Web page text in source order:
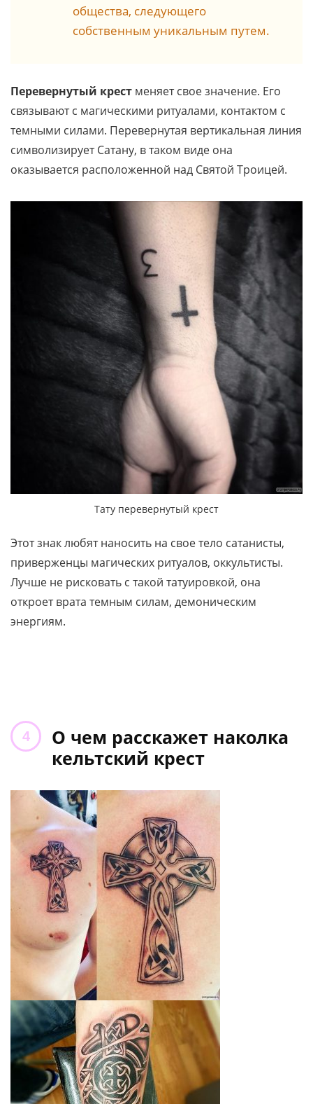
общества, следующего
собственным уникальным путем.
Перевернутый крест меняет свое значение. Его
связывают с магическими ритуалами, контактом с
темными силами. Перевернутая вертикальная линия
символизирует Сатану, в таком виде она
оказывается расположенной над Святой Троицей.
Тату перевернутый крест
Этот знак любят наносить на свое тело сатанисты,
приверженцы магических ритуалов, оккультисты.
Лучше не рисковать с такой татуировкой, она
откроет врата темным силам, демоническим
энергиям.
О чем расскажет наколка
кельтский крест